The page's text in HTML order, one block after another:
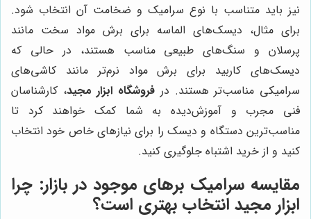
نیز باید متناسب با نوع سرامیک و ضخامت آن انتخاب شود.
برای مثال، دیسک‌های الماسه برای برش مواد سخت مانند
پرسلان و سنگ‌های طبیعی مناسب هستند، در حالی که
دیسک‌های کاربید برای برش مواد نرم‌تر مانند کاشی‌های
سرامیکی مناسب‌تر هستند. در فروشگاه ابزار مجید، کارشناسان
فنی مجرب و آموزش‌دیده به شما کمک خواهند کرد تا
مناسب‌ترین دستگاه و دیسک را برای نیازهای خاص خود انتخاب
کنید و از خرید اشتباه جلوگیری کنید.
مقایسه سرامیک برهای موجود در بازار: چرا
ابزار مجید انتخاب بهتری است؟